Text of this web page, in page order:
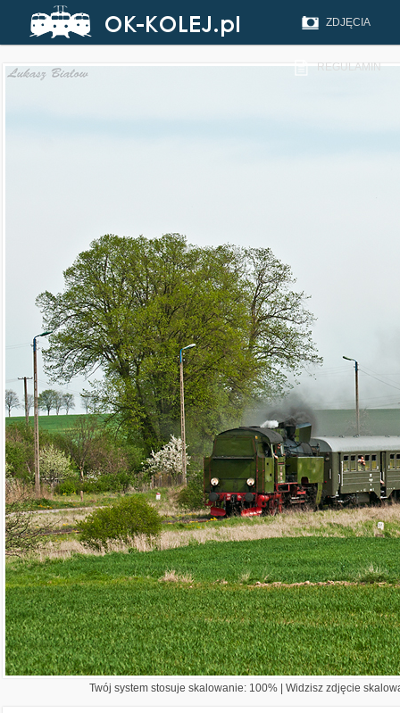
ZDJĘCIA
REGULAMIN
Twój system stosuje skalowanie: 100% | Widzisz zdjęcie